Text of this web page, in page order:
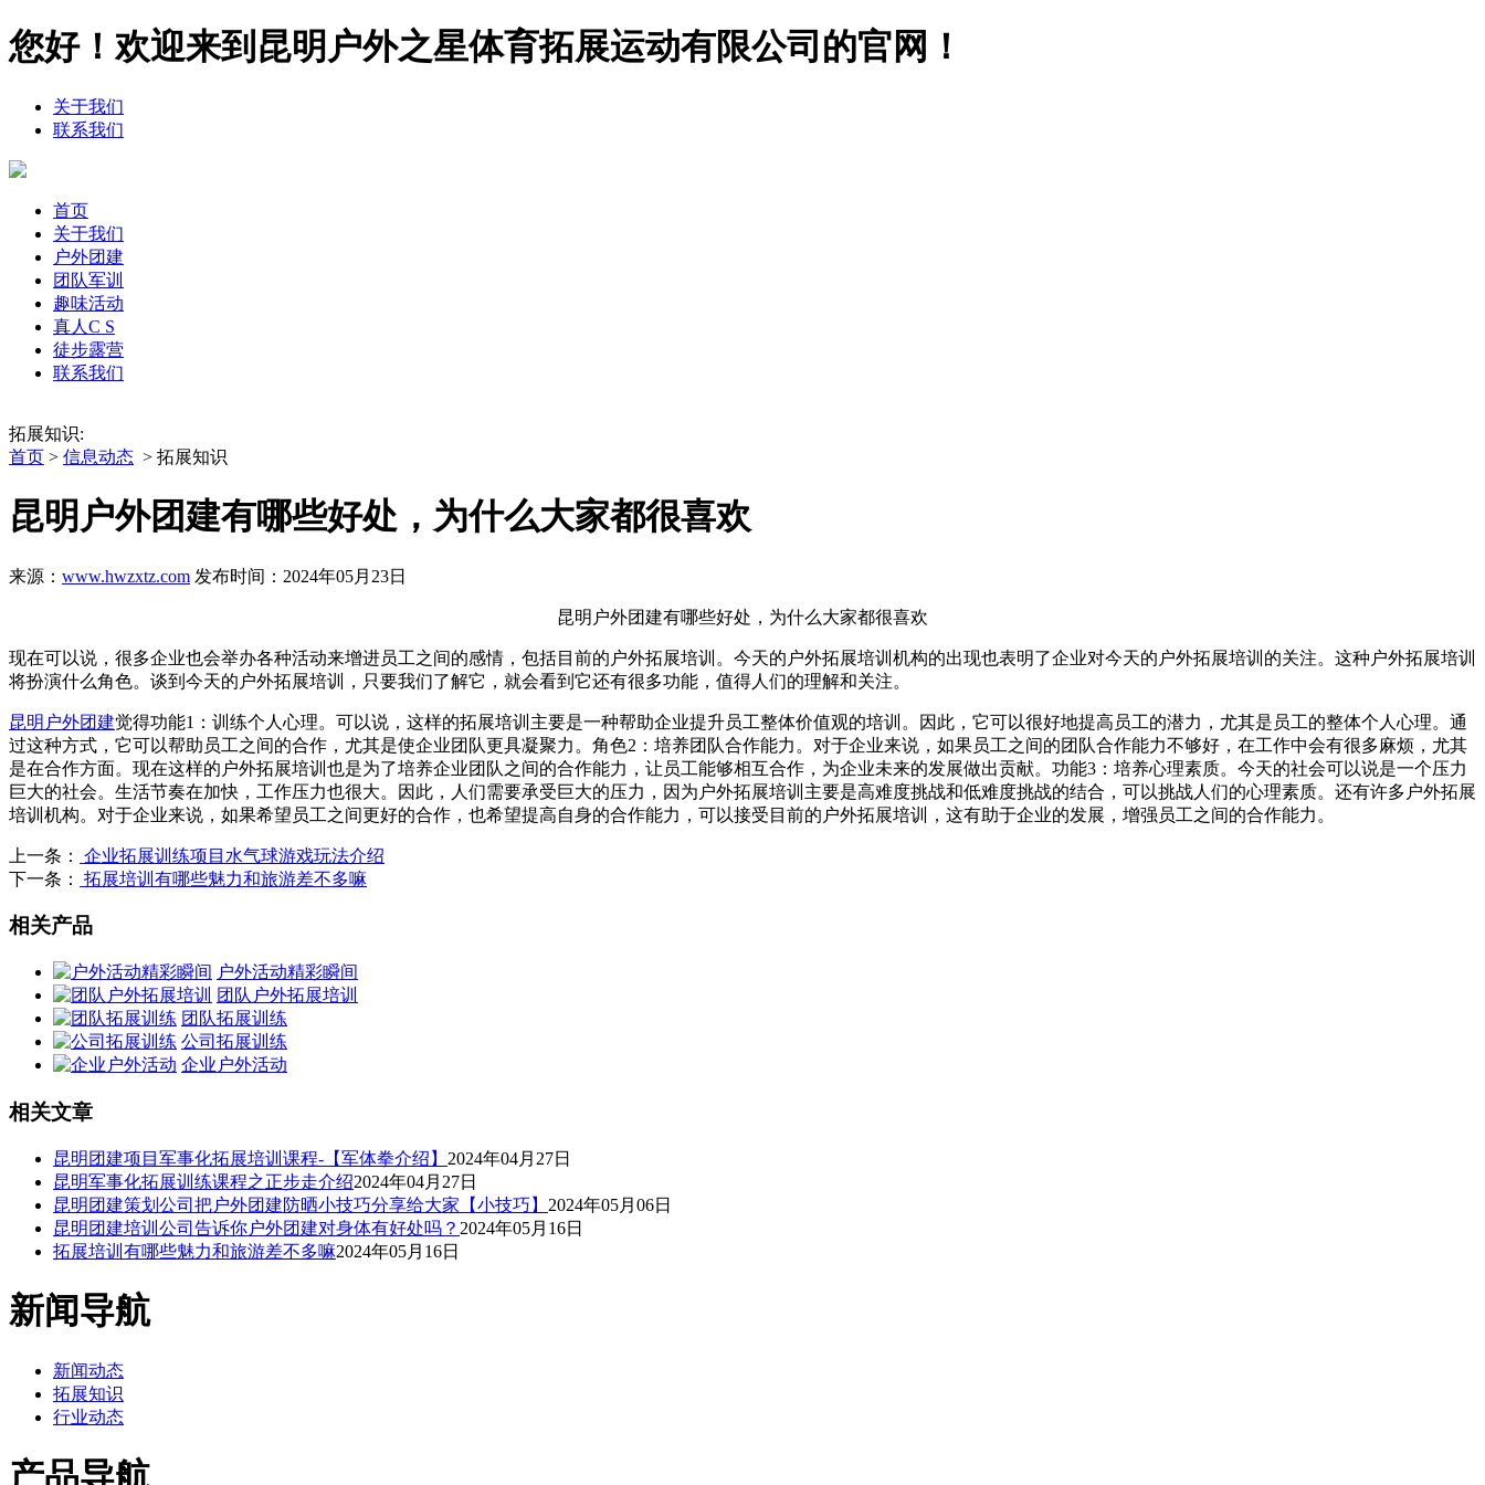
您好！欢迎来到昆明户外之星体育拓展运动有限公司的官网！
关于我们
联系我们
首页
关于我们
户外团建
团队军训
趣味活动
真人C S
徒步露营
联系我们
拓展知识:
首页 > 信息动态 > 拓展知识
昆明户外团建有哪些好处，为什么大家都很喜欢
来源： www.hwzxtz.com 发布时间：2024年05月23日
昆明户外团建有哪些好处，为什么大家都很喜欢
现在可以说，很多企业也会举办各种活动来增进员工之间的感情，包括目前的户外拓展培训。今天的户外拓展培训机构的出现也表明了企业对今天的户外拓展培训的关注。这种户外拓展培训
将扮演什么角色。谈到今天的户外拓展培训，只要我们了解它，就会看到它还有很多功能，值得人们的理解和关注。
昆明户外团建觉得功能1：训练个人心理。可以说，这样的拓展培训主要是一种帮助企业提升员工整体价值观的培训。因此，它可以很好地提高员工的潜力，尤其是员工的整体个人心理。通
过这种方式，它可以帮助员工之间的合作，尤其是使企业团队更具凝聚力。角色2：培养团队合作能力。对于企业来说，如果员工之间的团队合作能力不够好，在工作中会有很多麻烦，尤其
是在合作方面。现在这样的户外拓展培训也是为了培养企业团队之间的合作能力，让员工能够相互合作，为企业未来的发展做出贡献。功能3：培养心理素质。今天的社会可以说是一个压力
巨大的社会。生活节奏在加快，工作压力也很大。因此，人们需要承受巨大的压力，因为户外拓展培训主要是高难度挑战和低难度挑战的结合，可以挑战人们的心理素质。还有许多户外拓展
培训机构。对于企业来说，如果希望员工之间更好的合作，也希望提高自身的合作能力，可以接受目前的户外拓展培训，这有助于企业的发展，增强员工之间的合作能力。
上一条：
企业拓展训练项目水气球游戏玩法介绍
下一条：
拓展培训有哪些魅力和旅游差不多嘛
相关产品
户外活动精彩瞬间
团队户外拓展培训
团队拓展训练
公司拓展训练
企业户外活动
相关文章
昆明团建项目军事化拓展培训课程-【军体拳介绍】 2024年04月27日
昆明军事化拓展训练课程之正步走介绍2024年04月27日
昆明团建策划公司把户外团建防晒小技巧分享给大家【小技巧】 2024年05月06日
昆明团建培训公司告诉你户外团建对身体有好处吗？ 2024年05月16日
拓展培训有哪些魅力和旅游差不多嘛2024年05月16日
新闻导航
新闻动态
拓展知识
行业动态
产品导航